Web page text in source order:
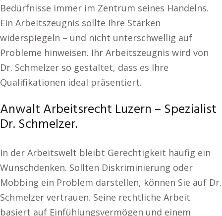
Bedürfnisse immer im Zentrum seines Handelns.
Ein Arbeitszeugnis sollte Ihre Stärken
widerspiegeln – und nicht unterschwellig auf
Probleme hinweisen. Ihr Arbeitszeugnis wird von
Dr. Schmelzer so gestaltet, dass es Ihre
Qualifikationen ideal präsentiert.
Anwalt Arbeitsrecht Luzern – Spezialist
Dr. Schmelzer.
In der Arbeitswelt bleibt Gerechtigkeit häufig ein
Wunschdenken. Sollten Diskriminierung oder
Mobbing ein Problem darstellen, können Sie auf Dr.
Schmelzer vertrauen. Seine rechtliche Arbeit
basiert auf Einfühlungsvermögen und einem